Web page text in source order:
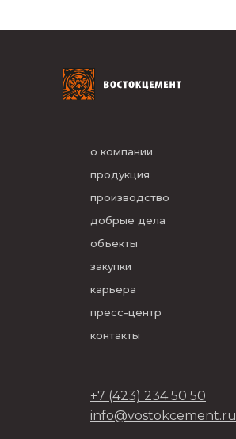
о компании
продукция
производство
добрые дела
объекты
закупки
карьера
пресс-центр
контакты
+7 (423) 234 50 50
info@vostokcement.ru